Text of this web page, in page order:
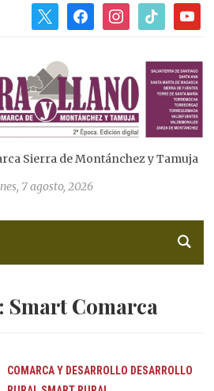
facebookinstagram
tiktok
Sierra de Montánchez y Tamuja
7 agosto, 2026
Smart Comarca
COMARCA Y DESARROLLO DESARROLLO